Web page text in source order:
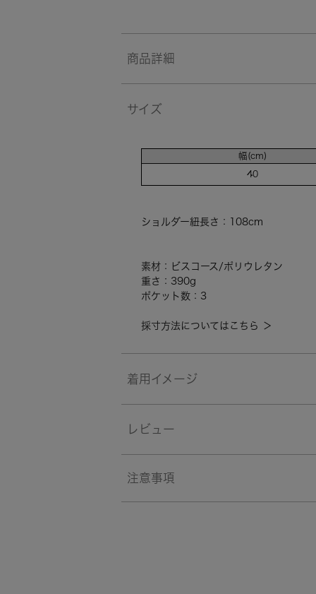
商品詳細
サイズ
幅(cm)
40
ショルダー紐長さ：108cm
素材：ビスコース/ポリウレタン
重さ：390g
ポケット数：3
採寸方法についてはこちら ＞
着用イメージ
レビュー
注意事項